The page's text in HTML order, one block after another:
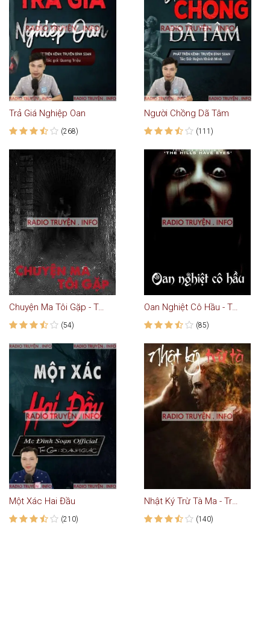
Trả Giá Nghiệp Oan
(268)
Người Chồng Dã Tâm
(111)
Chuyện Ma Tôi Gặp - Truyện Kinh Dị
(54)
Oan Nghiệt Cô Hầu - Truyện Ma
(85)
Một Xác Hai Đầu
(210)
Nhật Ký Trừ Tà Ma - Truyện Kinh Dị
(140)